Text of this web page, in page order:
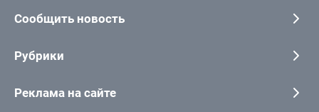
Сообщить новость
Рубрики
Реклама на сайте